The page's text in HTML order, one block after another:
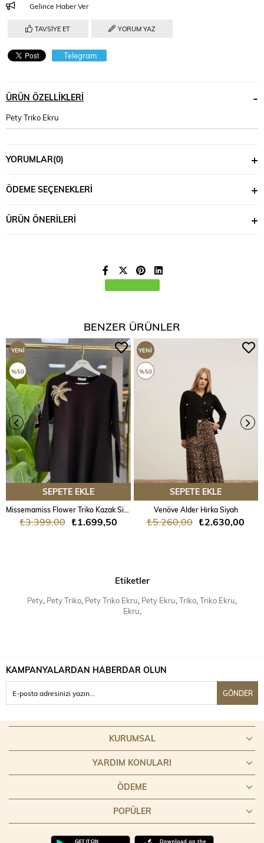
Gelince Haber Ver
TAVSIYE ET YORUM YAZ
Telegram
ÜRÜN ÖZELLIKLERI
Pety Triko Ekru
YORUMLAR(0)
ÖDEME SEÇENEKLERI
ÜRÜN ÖNERILERI
BENZER ÜRÜNLER
SEPETE EKLE
₺1.699,50
₺3.399,00
YENI
ÜRÜN
%50
SEPETE EKLE
Venöve Alder Hırka Siyah
₺2.630,00
₺5.260,00
YENI
ÜRÜN
%50
Etiketler
Pety Pety Triko Pety Triko Ekru Pety Ekru Triko Triko Ekru
Ekru
KAMPANYALARDAN HABERDAR OLUN
GÖNDER
KURUMSAL
YARDIM KONULARI
ÖDEME
POPÜLER